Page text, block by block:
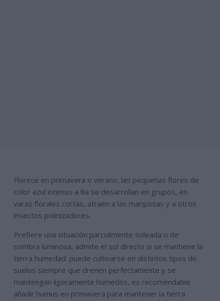
Florece en primavera o verano, las pequeñas flores de
color azul intenso a lila se desarrollan en grupos, en
varas florales cortas, atraen a las mariposas y a otros
insectos polinizadores.
Prefiere una situación parcialmente soleada o de
sombra luminosa, admite el sol directo si se mantiene la
tierra humedad. puede cultivarse en distintos tipos de
suelos siempre que drenen perfectamente y se
mantengan ligeramente húmedos, es recomendable
añadir humus en primavera para mantener la tierra